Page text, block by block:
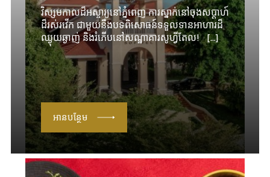
វិស្សមកាលដ៏អស្ចារ្យនៅភ្នំពេញ ការស្នាក់នៅចុងសប្តាហ៍
ដ៏រស់រវើក ជាមួយនឹងបទពិសោធន៍ទទួលទានអាហារដ៏
ឈ្ងុយឆ្ងាញ់ និងរំភើប​នៅសណ្ឋាគារសូហ្វីតែល! [...]
អានបន្ថែម